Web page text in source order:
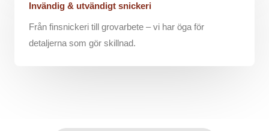
Invändig & utvändigt snickeri
Från finsnickeri till grovarbete – vi har öga för
detaljerna som gör skillnad.